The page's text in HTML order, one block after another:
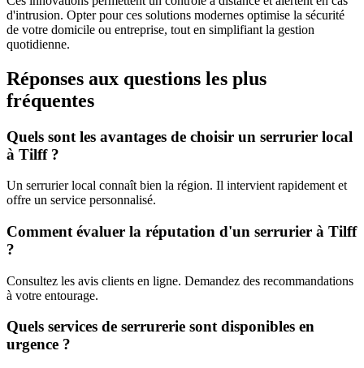
d'intrusion. Opter pour ces solutions modernes optimise la sécurité
de votre domicile ou entreprise, tout en simplifiant la gestion
quotidienne.
Réponses aux questions les plus
fréquentes
Quels sont les avantages de choisir un serrurier local
à Tilff ?
Un serrurier local connaît bien la région. Il intervient rapidement et
offre un service personnalisé.
Comment évaluer la réputation d'un serrurier à Tilff
?
Consultez les avis clients en ligne. Demandez des recommandations
à votre entourage.
Quels services de serrurerie sont disponibles en
urgence ?